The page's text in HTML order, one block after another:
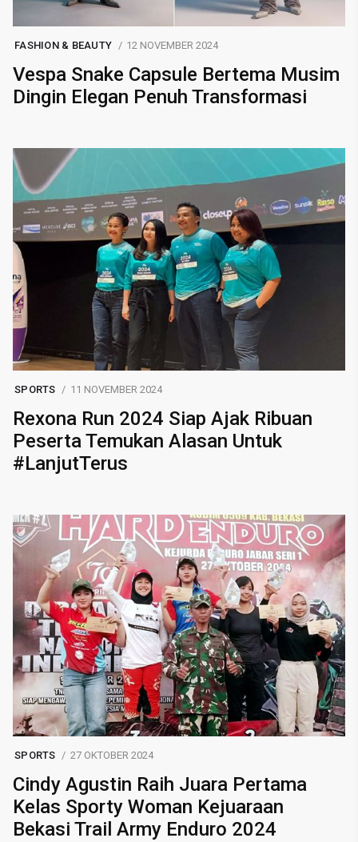
FASHION & BEAUTY 12 NOVEMBER 2024
Vespa Snake Capsule Bertema Musim
Dingin Elegan Penuh Transformasi
SPORTS 11 NOVEMBER 2024
Rexona Run 2024 Siap Ajak Ribuan
Peserta Temukan Alasan Untuk
#LanjutTerus
SPORTS 27 OKTOBER 2024
Cindy Agustin Raih Juara Pertama
Kelas Sporty Woman Kejuaraan
Bekasi Trail Army Enduro 2024